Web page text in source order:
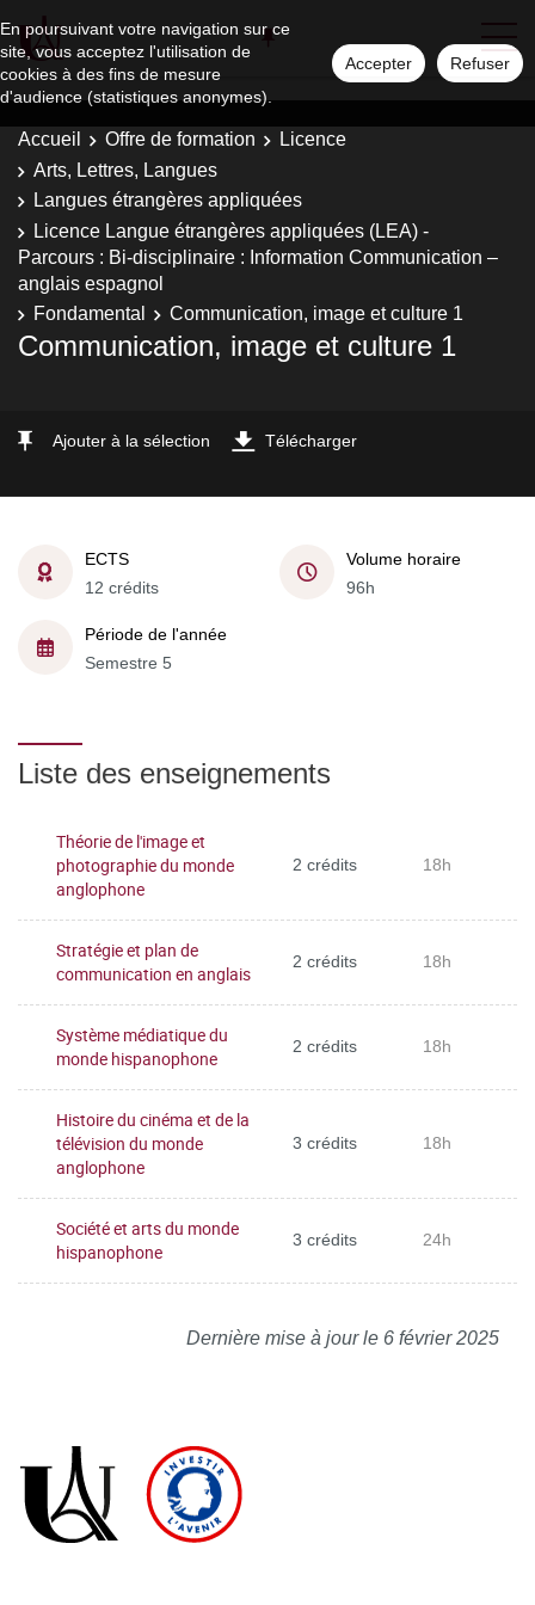
En poursuivant votre navigation sur ce
site, vous acceptez l'utilisation de
cookies à des fins de mesure
d'audience (statistiques anonymes).
Accepter Refuser
Accueil Offre de formation
Licence
Arts, Lettres, Langues
Langues étrangères appliquées
Licence Langue étrangères appliquées (LEA) -
Parcours : Bi-disciplinaire : Information Communication –
anglais espagnol
Fondamental
Communication, image et culture 1
Communication, image et culture 1
Ajouter à la sélection Télécharger
ECTS
12 crédits
Volume horaire
96h
Période de l'année
Semestre 5
Liste des enseignements
Théorie de l'image et
photographie du monde
anglophone
2 crédits 18h
Stratégie et plan de
communication en anglais
2 crédits 18h
Système médiatique du
monde hispanophone
2 crédits 18h
Histoire du cinéma et de la
télévision du monde
anglophone
3 crédits 18h
Société et arts du monde
hispanophone
3 crédits 24h
Dernière mise à jour le 6 février 2025